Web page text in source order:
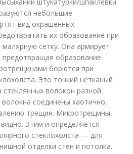
небольшие
вид окрашенных
их образование при
сетку. Она армирует
образование
борются при
Это тонкий нетканый
волокон разной
соединены хаотично,
трещин. Микротрещины,
Этим и определяется
стеклохолста — для
отделки стен и потолка.